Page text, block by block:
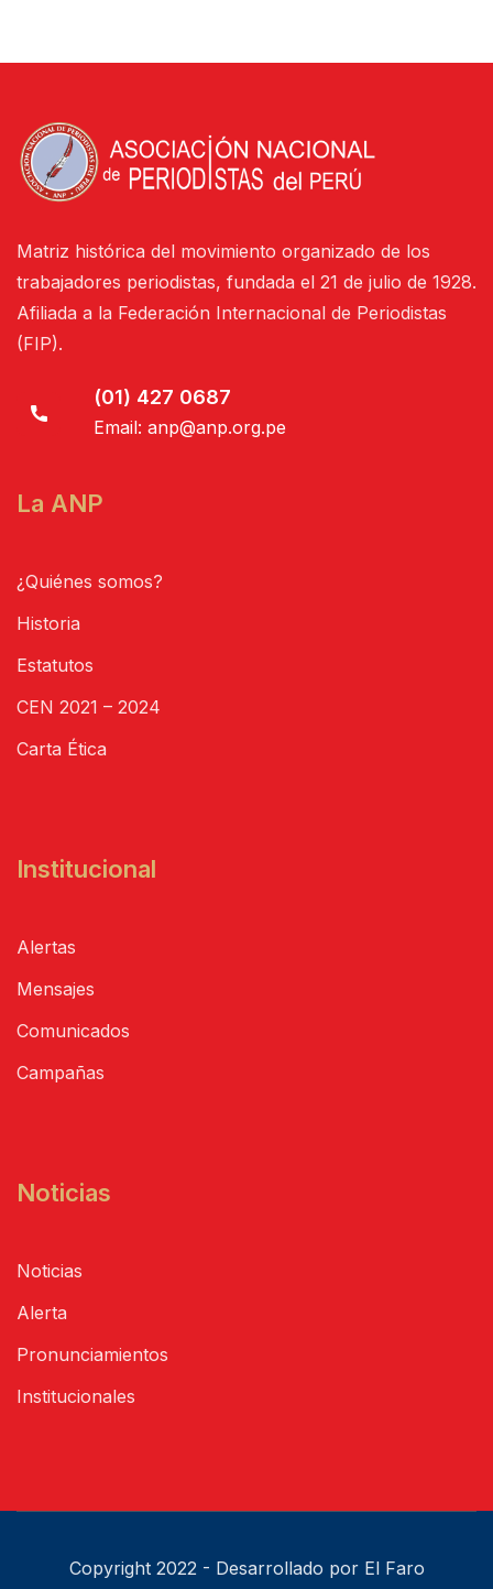
Matriz histórica del movimiento organizado de los
trabajadores periodistas, fundada el 21 de julio de 1928.
Afiliada a la Federación Internacional de Periodistas
(FIP).
(01) 427 0687
Email: anp@anp.org.pe
La ANP
¿Quiénes somos?
Historia
Estatutos
CEN 2021 – 2024
Carta Ética
Institucional
Alertas
Mensajes
Comunicados
Campañas
Noticias
Noticias
Alerta
Pronunciamientos
Institucionales
Copyright 2022 - Desarrollado por El Faro